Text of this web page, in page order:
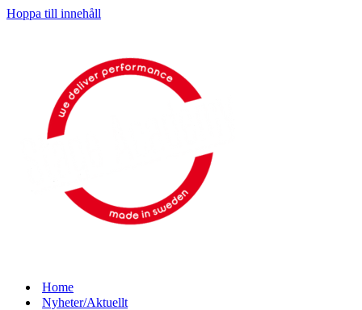
Hoppa till innehåll
Home
Nyheter/Aktuellt